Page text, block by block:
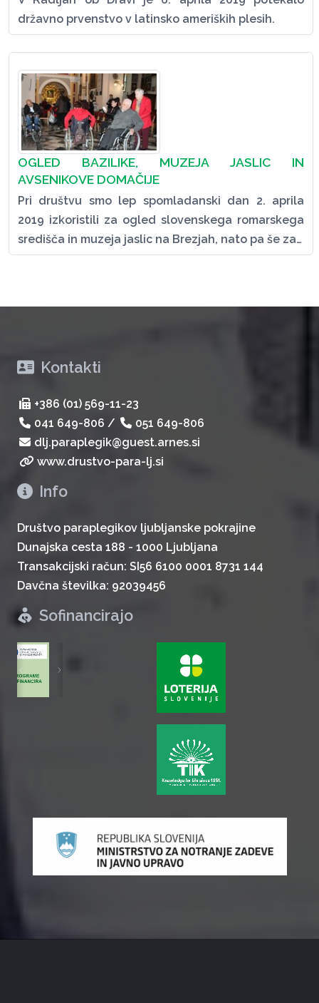
državno prvenstvo v latinsko ameriških plesih.
OGLED BAZILIKE, MUZEJA JASLIC IN
AVSENIKOVE DOMAČIJE
Pri društvu smo lep spomladanski dan 2. aprila
2019 izkoristili za ogled slovenskega romarskega
središča in muzeja jaslic na Brezjah, nato pa še za…
Kontakti
+386 (01) 569-11-23
041 649-806 /
051 649-806
dlj.paraplegik@guest.arnes.si
www.drustvo-para-lj.si
Info
Društvo paraplegikov ljubljanske pokrajine
Dunajska cesta 188 - 1000 Ljubljana
Transakcijski račun: SI56 6100 0001 8731 144
Davčna številka: 92039456
zurück
Sofinancirajo